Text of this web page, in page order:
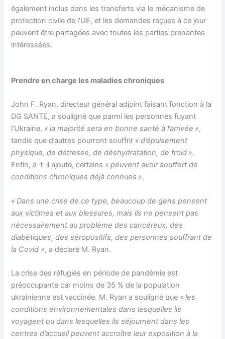
également inclus dans les transfertsvia le mécanisme de
protection civile de l’UE, et les demandes reçues à ce jour
peuvent être partagées avec toutes les parties prenantes
intéressées.
Prendre en charge les maladies chroniques
John F. Ryan, directeur général adjoint faisant fonction à la
DG SANTE, a souligné que parmi les personnes fuyant
l’Ukraine, « la majorité sera en bonne santé à l’arrivée »,
tandis que d’autres pourront souffrir « d’épuisement
physique, de détresse, de déshydratation, de froid ».
Enfin, a-t-il ajouté, certains « peuvent avoir souffert de
conditions chroniques déjà connues ».
« Dans une crise de ce type, beaucoup de gens pensent
aux victimes et aux blessures, mais ils ne pensent pas
nécessairement au problème des cancéreux, des
diabétiques, des séropositifs, des personnes souffrant de
la Covid », a déclaré M. Ryan.
La crise des réfugiés en période de pandémie est
préoccupante car moins de 35 % de la population
ukrainienne est vaccinée. M. Ryan a souligné que « les
conditions environnementales dans lesquelles ils
voyagent ou dans lesquelles ils séjournent dans les
centres d’accueil peuvent accroître leur exposition à la